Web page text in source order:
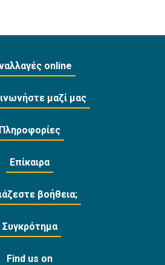
online
μαζί μας
Πληροφορίες
Επίκαιρα
βοήθεια;
Συγκρότημα
Find us on